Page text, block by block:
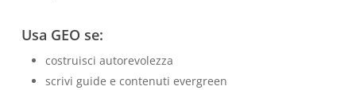
Usa GEO se:
costruisci autorevolezza
scrivi guide e contenuti evergreen